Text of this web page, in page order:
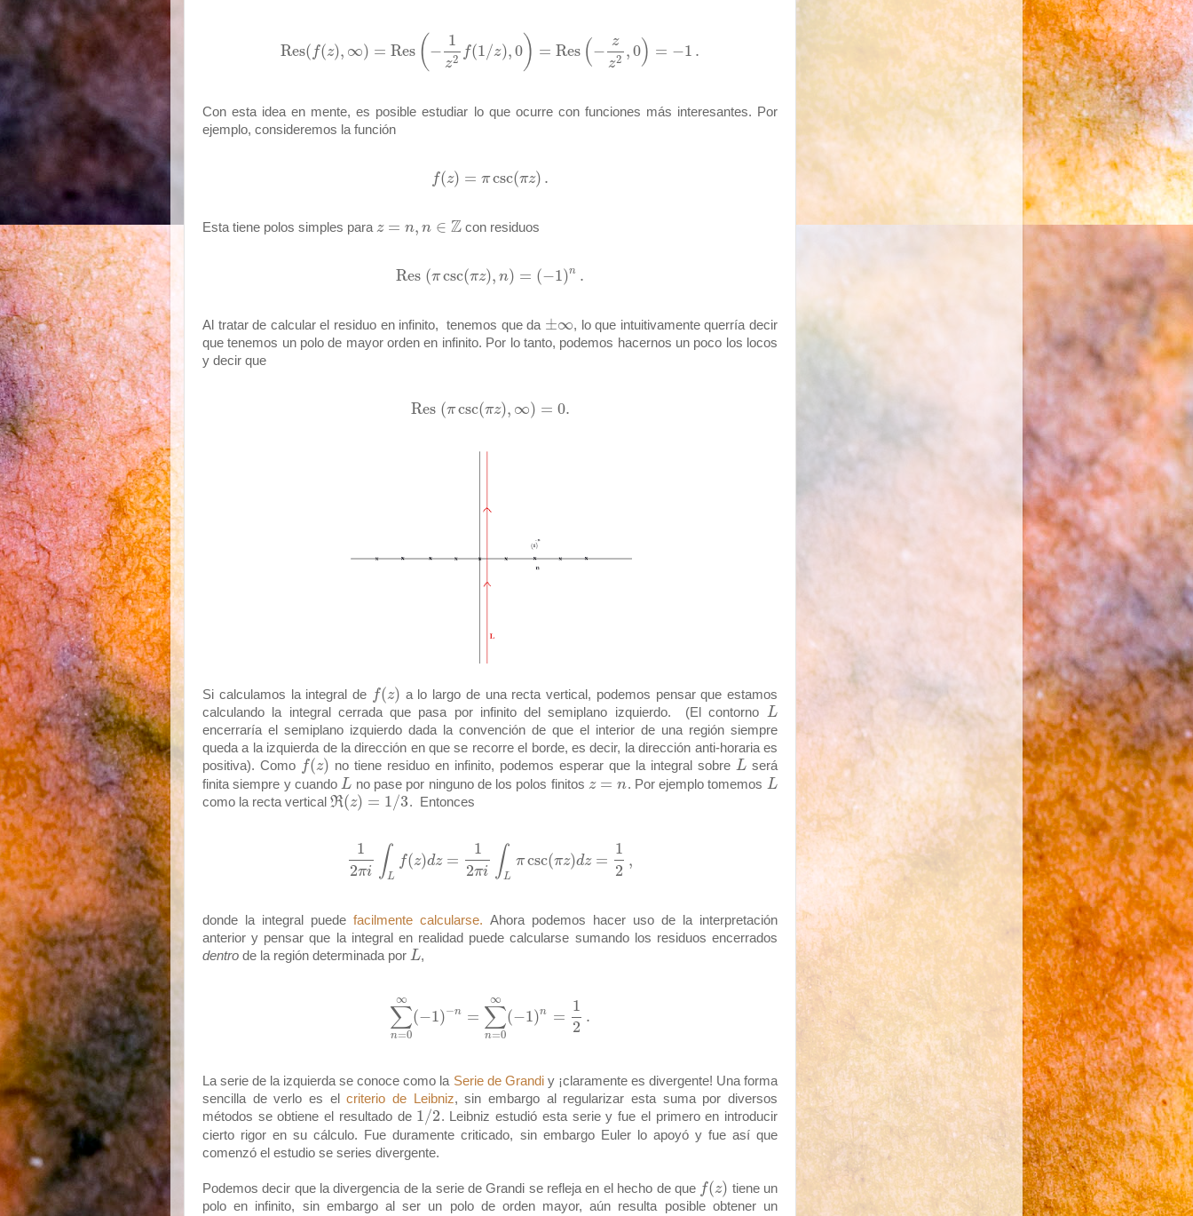
Res( f(z), ∞) = Res ( −
1
z2 f(1/z),0) = Res (−
z
z2 , 0) = −1 .
Con esta idea en mente, es posible estudiar lo que ocurre con funciones más interesantes. Por
ejemplo, consideremos la función
f(z) = πcsc(πz) .
Esta tiene polos simples para z = n, n ∈ Zcon residuos
Res (πcsc(πz), n) = (−1)n .
Al tratar de calcular el residuo en infinito, tenemos que da ±∞, lo que intuitivamente querría decir
que tenemos un polo de mayor orden en infinito. Por lo tanto, podemos hacernos un poco los locos
y decir que
Res (π csc(πz), ∞) = 0.
Si calculamos la integral de f(z) a lo largo de una recta vertical, podemos pensar que estamos
calculando la integral cerrada que pasa por infinito del semiplano izquierdo. (El contorno L
encerraría el semiplano izquierdo dada la convención de que el interior de una región siempre
queda a la izquierda de la dirección en que se recorre el borde, es decir, la dirección anti-horaria es
positiva). Como f(z) no tiene residuo en infinito, podemos esperar que la integral sobre L será
finita siempre y cuando L no pase por ninguno de los polos finitos z = n. Por ejemplo tomemos L
como la recta vertical R(z) = 1/3. Entonces
1
2πi ∫L
f(z)dz =
1
2πi ∫L
π csc(πz)dz =
1
2
,
donde la integral puede facilmente calcularse. Ahora podemos hacer uso de la interpretación
anterior y pensar que la integral en realidad puede calcularse sumando los residuos encerrados
dentro de la región determinada por L,
∑
n=0
∞
(−1)−n = ∑
n=0
∞
(−1)n =
1
2
.
La serie de la izquierda se conoce como la Serie de Grandiy ¡claramente es divergente! Una forma
sencilla de verlo es elcriterio de Leibniz, sin embargo al regularizar esta suma por diversos
métodos se obtiene el resultado de 1/2. Leibniz estudió esta serie y fue el primero en introducir
cierto rigor en su cálculo. Fue duramente criticado, sin embargo Euler lo apoyó y fue así que
comenzó el estudio se series divergente.
Podemos decir que la divergencia de la serie de Grandi se refleja en el hecho de que f(z) tiene un
polo en infinito, sin embargo al ser un polo de orden mayor, aún resulta posible obtener un